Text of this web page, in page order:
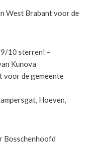
West Brabant voor de
10 sterren! –
Kunova
voor de gemeente
Hoeven,
Bosschenhoofd